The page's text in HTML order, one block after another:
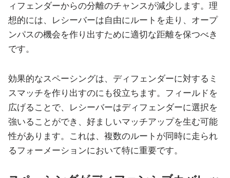
ィフェンダーからの分離のチャンスが減少します。理
想的には、レシーバーは自由にルートを走り、オープ
ンパスの機会を作り出すために適切な距離を保つべき
です。
効果的なスペーシングは、ディフェンダーに対するミ
スマッチを作り出すのにも役立ちます。フィールドを
広げることで、レシーバーはディフェンダーに選択を
強いることができ、好ましいマッチアップを生む可能
性があります。これは、複数のルートが同時に走られ
るフォーメーションにおいて特に重要です。